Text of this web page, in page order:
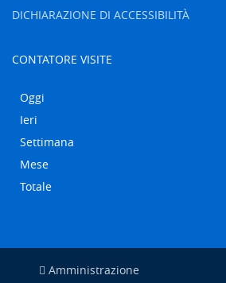
DICHIARAZIONE DI ACCESSIBILITÀ
CONTATORE VISITE
Oggi
Ieri
Settimana
Mese
Totale
Amministrazione